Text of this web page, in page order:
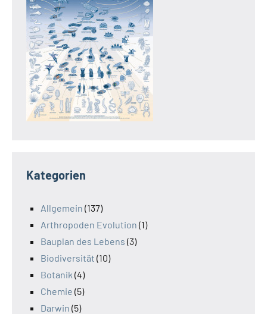
Kategorien
Allgemein (137)
Arthropoden Evolution (1)
Bauplan des Lebens (3)
Biodiversität (10)
Botanik (4)
Chemie (5)
Darwin (5)